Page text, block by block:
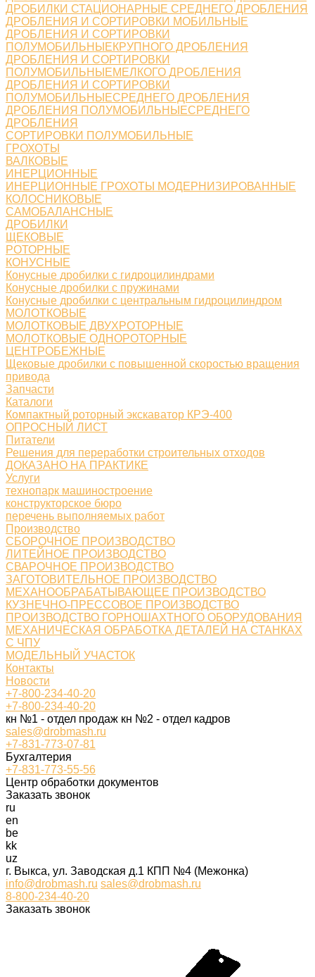
ДРОБИЛКИ СТАЦИОНАРНЫЕ СРЕДНЕГО ДРОБЛЕНИЯ
ДРОБЛЕНИЯ И СОРТИРОВКИ МОБИЛЬНЫЕ
ДРОБЛЕНИЯ И СОРТИРОВКИ
ПОЛУМОБИЛЬНЫЕКРУПНОГО ДРОБЛЕНИЯ
ДРОБЛЕНИЯ И СОРТИРОВКИ
ПОЛУМОБИЛЬНЫЕМЕЛКОГО ДРОБЛЕНИЯ
ДРОБЛЕНИЯ И СОРТИРОВКИ
ПОЛУМОБИЛЬНЫЕСРЕДНЕГО ДРОБЛЕНИЯ
ДРОБЛЕНИЯ ПОЛУМОБИЛЬНЫЕСРЕДНЕГО
ДРОБЛЕНИЯ
СОРТИРОВКИ ПОЛУМОБИЛЬНЫЕ
ГРОХОТЫ
ВАЛКОВЫЕ
ИНЕРЦИОННЫЕ
ИНЕРЦИОННЫЕ ГРОХОТЫ МОДЕРНИЗИРОВАННЫЕ
КОЛОСНИКОВЫЕ
САМОБАЛАНСНЫЕ
ДРОБИЛКИ
ЩЕКОВЫЕ
РОТОРНЫЕ
КОНУСНЫЕ
Конусные дробилки с гидроцилиндрами
Конусные дробилки с пружинами
Конусные дробилки с центральным гидроцилиндром
МОЛОТКОВЫЕ
МОЛОТКОВЫЕ ДВУХРОТОРНЫЕ
МОЛОТКОВЫЕ ОДНОРОТОРНЫЕ
ЦЕНТРОБЕЖНЫЕ
Щековые дробилки с повышенной скоростью вращения
привода
Запчасти
Каталоги
Компактный роторный экскаватор КРЭ-400
ОПРОСНЫЙ ЛИСТ
Питатели
Решения для переработки строительных отходов
ДОКАЗАНО НА ПРАКТИКЕ
Услуги
технопарк машиностроение
конструкторское бюро
перечень выполняемых работ
Производство
СБОРОЧНОЕ ПРОИЗВОДСТВО
ЛИТЕЙНОЕ ПРОИЗВОДСТВО
СВАРОЧНОЕ ПРОИЗВОДСТВО
ЗАГОТОВИТЕЛЬНОЕ ПРОИЗВОДСТВО
МЕХАНООБРАБАТЫВАЮЩЕЕ ПРОИЗВОДСТВО
КУЗНЕЧНО-ПРЕССОВОЕ ПРОИЗВОДСТВО
ПРОИЗВОДСТВО ГОРНОШАХТНОГО ОБОРУДОВАНИЯ
МЕХАНИЧЕСКАЯ ОБРАБОТКА ДЕТАЛЕЙ НА СТАНКАХ
С ЧПУ
МОДЕЛЬНЫЙ УЧАСТОК
Контакты
Новости
+7-800-234-40-20
+7-800-234-40-20
кн №1 - отдел продаж кн №2 - отдел кадров
sales@drobmash.ru
+7-831-773-07-81
Бухгалтерия
+7-831-773-55-56
Центр обработки документов
Заказать звонок
ru
en
be
kk
uz
г. Выкса, ул. Заводская д.1 КПП №4 (Межонка)
info@drobmash.ru sales@drobmash.ru
8-800-234-40-20
Заказать звонок